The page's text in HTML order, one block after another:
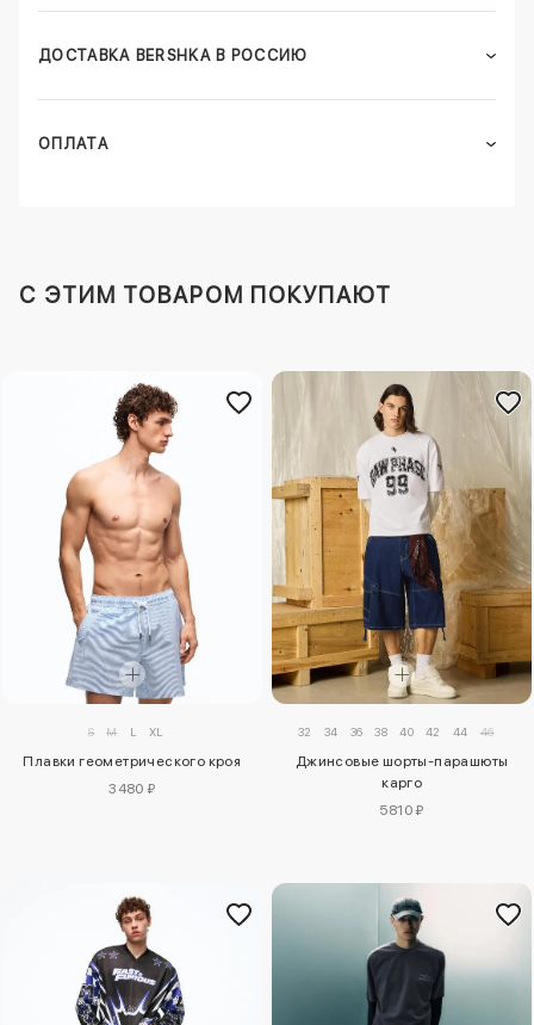
ДОСТАВКА BERSHKA В РОССИЮ
ОПЛАТА
C ЭТИМ ТОВАРОМ ПОКУПАЮТ
S M L XL
Плавки геометрического кроя
3480 ₽
32 34 36 38 40 42 44 46
Джинсовые шорты-парашюты
карго
5810 ₽